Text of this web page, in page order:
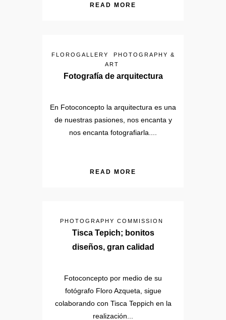
READ MORE
FLOROGALLERY
PHOTOGRAPHY &
ART
Fotografía de arquitectura
En Fotoconcepto la arquitectura es una
de nuestras pasiones, nos encanta y
nos encanta fotografiarla....
READ MORE
PHOTOGRAPHY COMMISSION
Tisca Tepich; bonitos
diseños, gran calidad
Fotoconcepto por medio de su
fotógrafo Floro Azqueta, sigue
colaborando con Tisca Teppich en la
realización...